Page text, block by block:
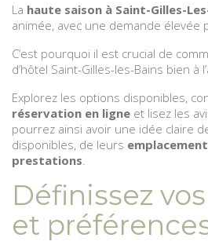
La haute saison à Saint-Gilles-
animée, avec une demande élevée
C’est pourquoi il est crucial de
d’hôtel Saint-Gilles-les-Bains bien à
Explorez les options disponibles,
réservation en ligne et lisez les
pourrez ainsi avoir une idée claire
disponibles, de leurs
prestations
Définissez
et